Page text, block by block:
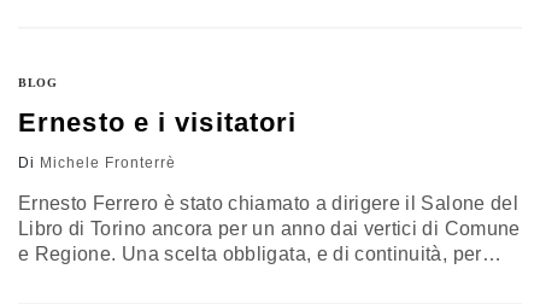
attacchi di Parigi di gennaio…
BLOG
Ernesto e i visitatori
Di Michele Fronterrè
Ernesto Ferrero è stato chiamato a dirigere il Salone del
Libro di Torino ancora per un anno dai vertici di Comune
e Regione. Una scelta obbligata, e di continuità, per